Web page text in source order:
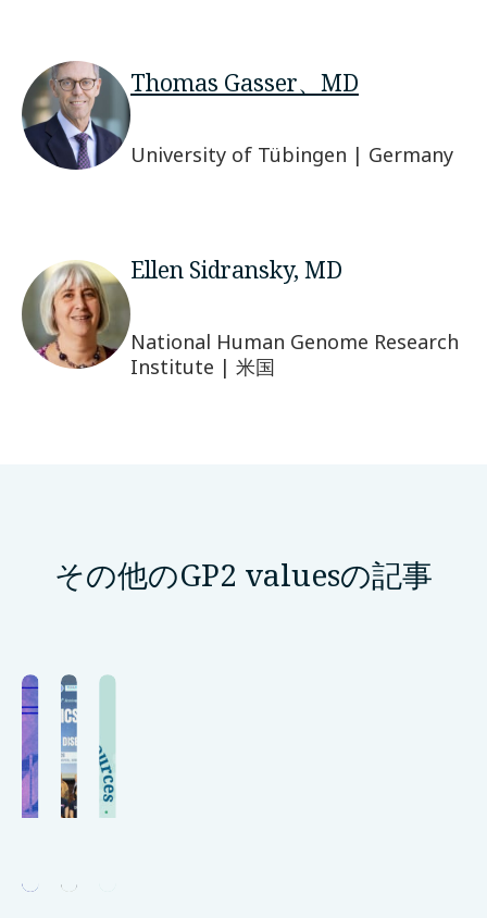
Thomas Gasser、MD
University of Tübingen | Germany
Ellen Sidransky, MD
National Human Genome Research
Institute | 米国
その他のGP2 valuesの記事